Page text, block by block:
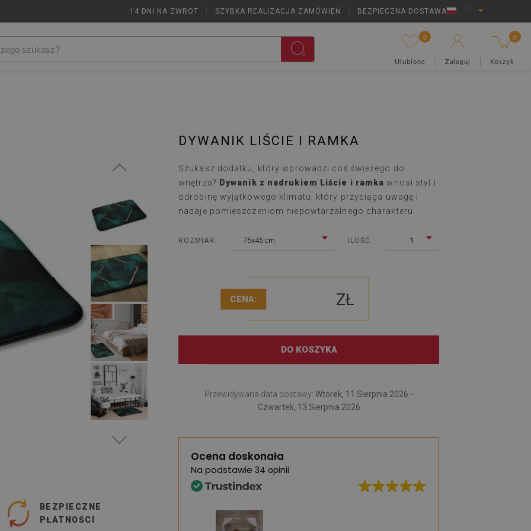
14 DNI NA ZWROT SZYBKA REALIZACJA ZAMÓWIEŃ BEZPIECZNA DOSTAWA
0
Ulubione Zaloguj
0
Koszyk
BEZPIECZNE
PŁATNOŚCI
DYWANIK LIŚCIE I RAMKA
Szukasz dodatku, który wprowadzi coś świeżego do
wnętrza? Dywanik z nadrukiem Liście i ramka wnosi styl i
odrobinę wyjątkowego klimatu, który przyciąga uwagę i
nadaje pomieszczeniom niepowtarzalnego charakteru.
ROZMIAR: 75x45 cm ILOŚĆ 1
CENA: ZŁ
DO KOSZYKA
Przewidywana data dostawy: Wtorek, 11 Sierpnia 2026 -
Czwartek, 13 Sierpnia 2026
Ocena doskonała
Na podstawie 34 opinii